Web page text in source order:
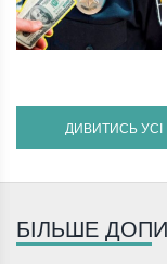
ДИВИТИСЬ УСІ
БІЛЬШЕ